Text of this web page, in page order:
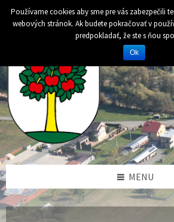
Preskočiť
obsah
Preskočiť
ľavý
Preskočiť
pätičku
MENU
Používame cookies aby sme pre vás zabezpečili
webových stránok. Ak budete pokračovať v
predpokladať, že ste s ňou
Ok